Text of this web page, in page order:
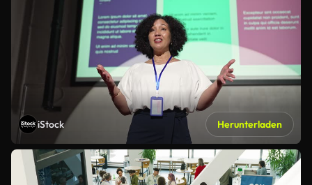
iStock Herunterladen